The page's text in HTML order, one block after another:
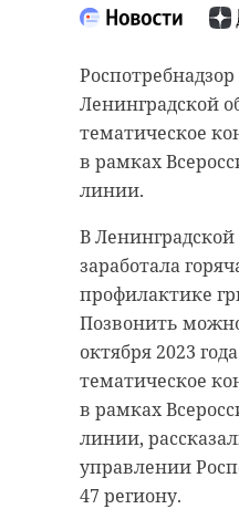
Ленинградской
тематическое
в рамках
линии.
В Ленинградской
заработала
профилактике
Позвонить
октября 2023
тематическое
в рамках
линии,
управлении
47 региону.
Ладоге
аллея. 54 дерева
преподаватели
ученики и их
активисты из
Волонтеры
слаженно.
переносили
посадочные ямы
каштаны.
сообщества
надеются, что
ухаживать за
ученики